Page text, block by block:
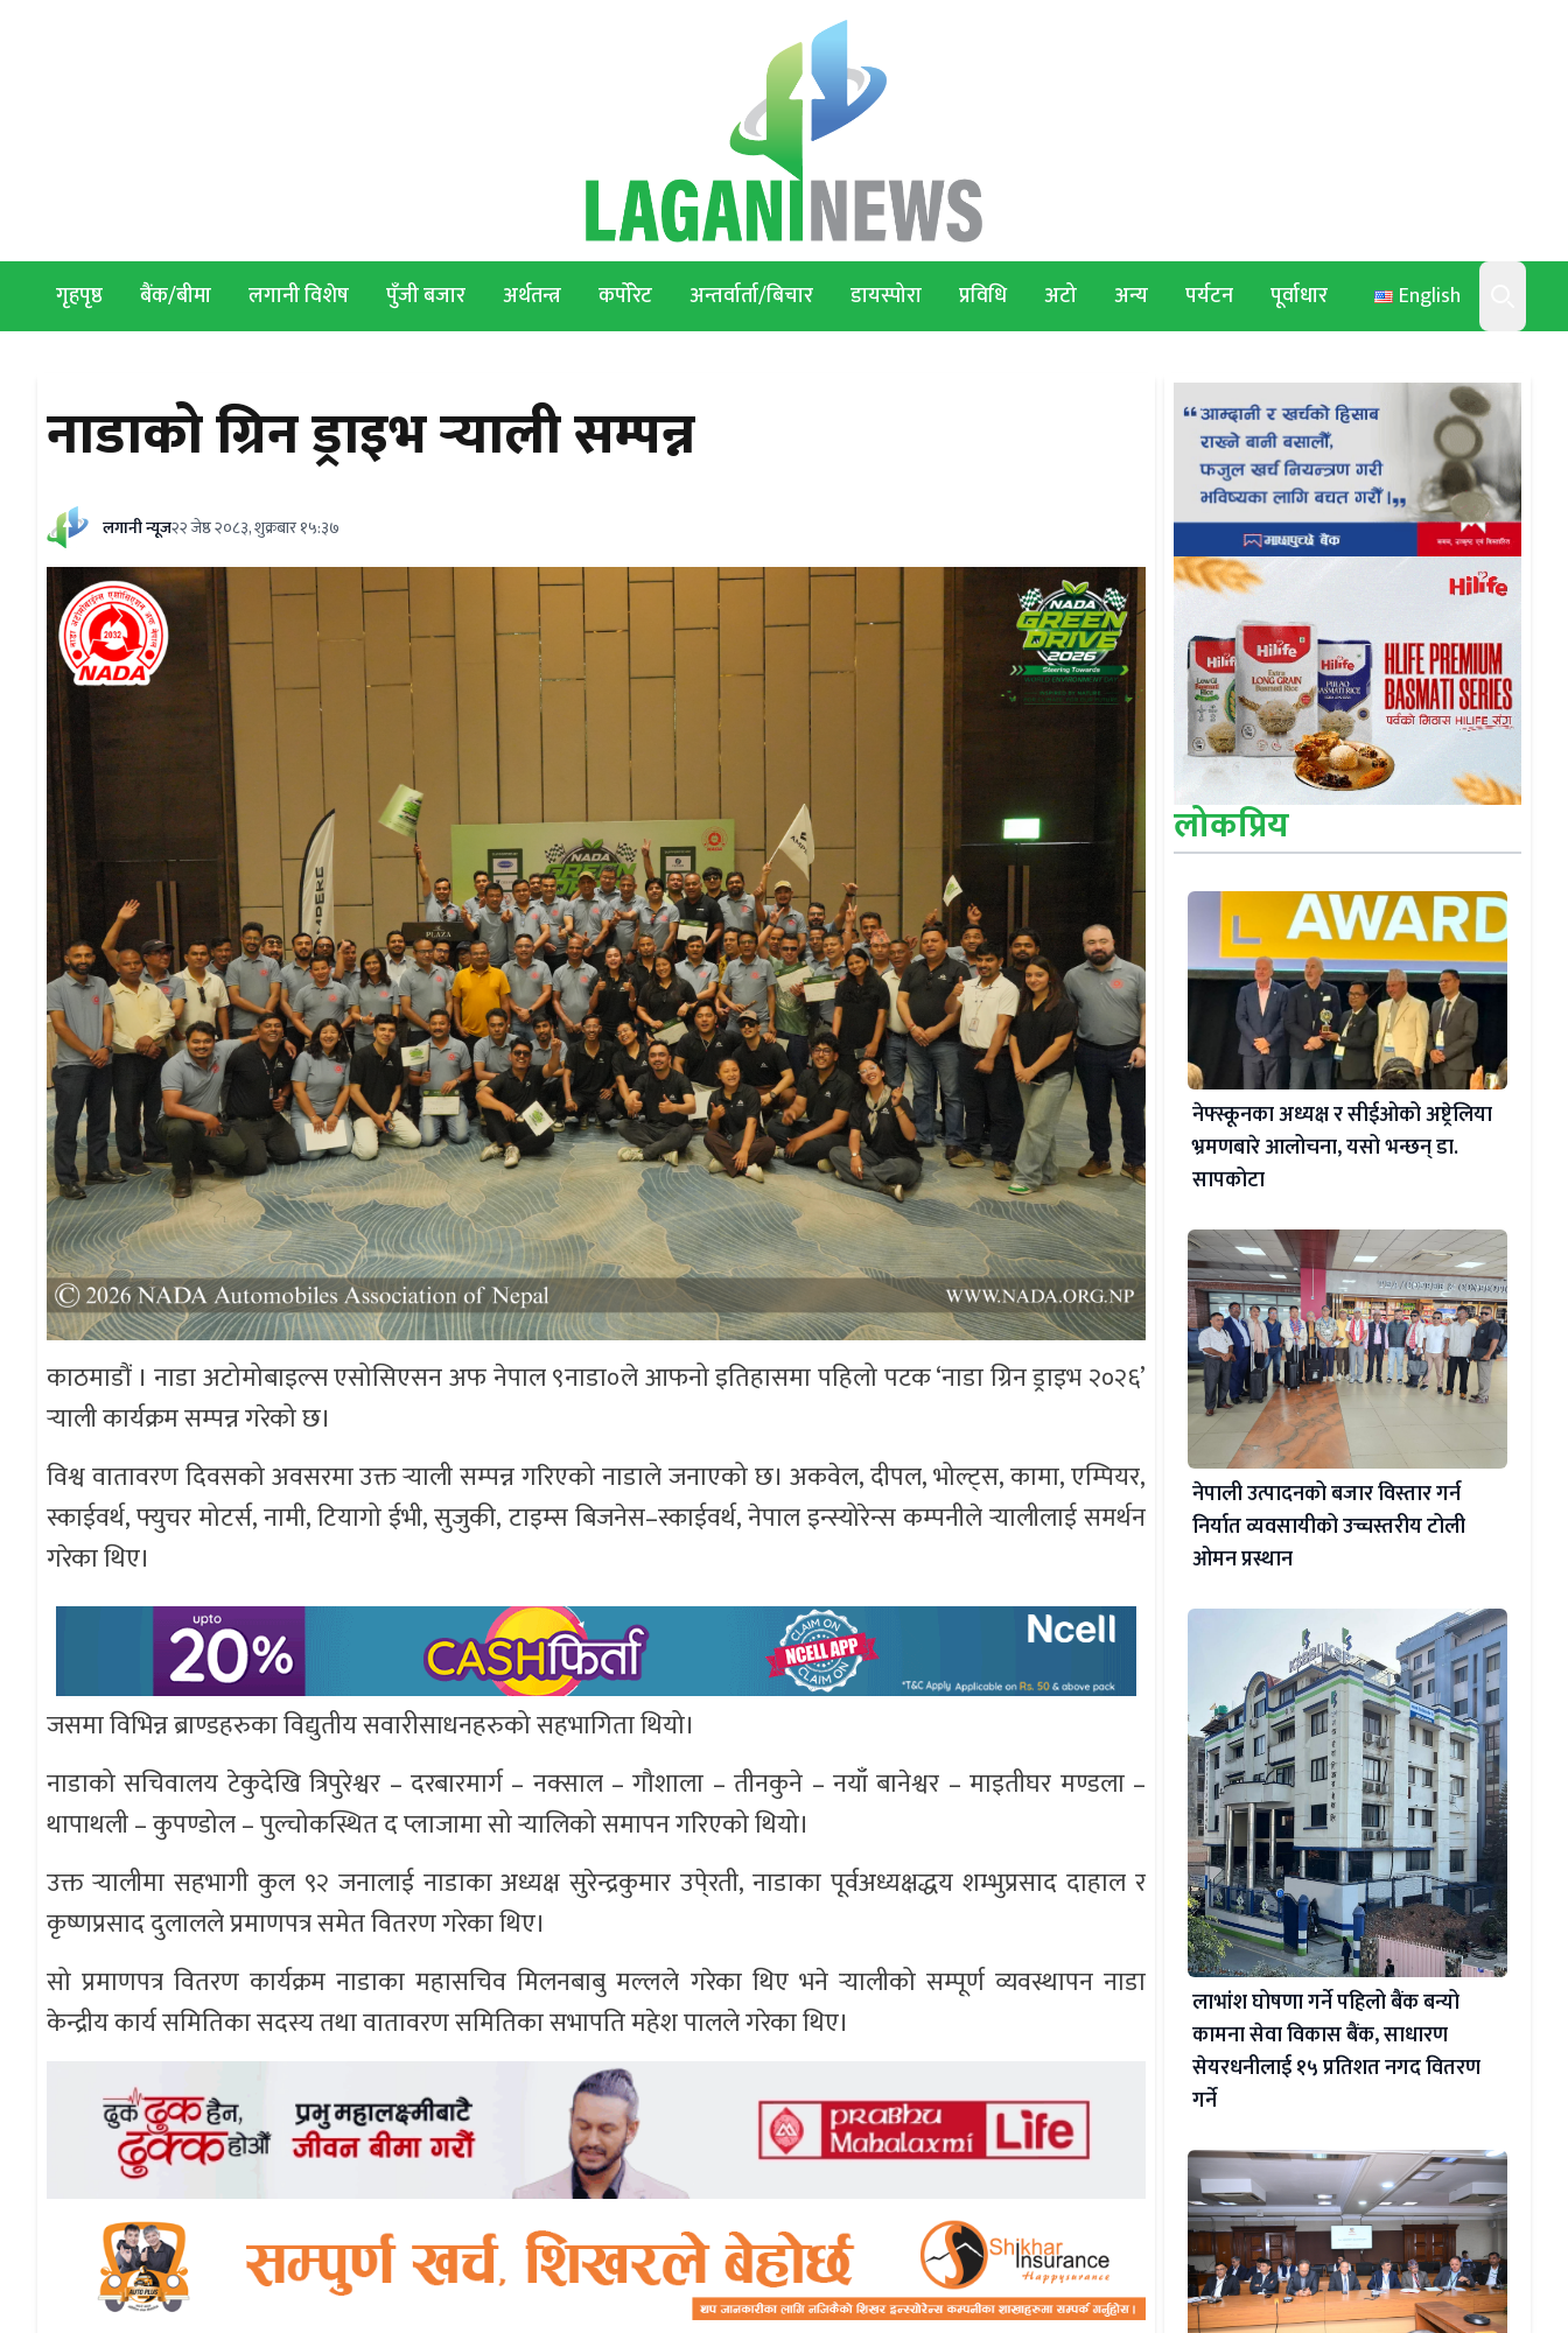
English
Search
गृहपृष्ठ बैंक/बीमा लगानी विशेष पुँजी बजार अर्थतन्त्र कर्पोरेट अन्तर्वार्ता/बिचार डायस्पोरा प्रविधि अटो अन्य पर्यटन पूर्वाधार
नाडाको ग्रिन ड्राइभ र्‍याली सम्पन्न
लगानी न्यूज२२ जेष्ठ २०८३, शुक्रबार १५:३७
काठमाडौं । नाडा अटोमोबाइल्स एसोसिएसन अफ नेपाल ९नाडा०ले आफनो इतिहासमा पहिलो पटक ‘नाडा ग्रिन ड्राइभ २०२६’
र्‍याली कार्यक्रम सम्पन्न गरेको छ।
विश्व वातावरण दिवसको अवसरमा उक्त र्‍याली सम्पन्न गरिएको नाडाले जनाएको छ। अकवेल, दीपल, भोल्ट्स, कामा, एम्पियर,
स्काईवर्थ, फ्युचर मोटर्स, नामी, टियागो ईभी, सुजुकी, टाइम्स बिजनेस–स्काईवर्थ, नेपाल इन्स्योरेन्स कम्पनीले र्‍यालीलाई समर्थन
गरेका थिए।
जसमा विभिन्न ब्राण्डहरुका विद्युतीय सवारीसाधनहरुको सहभागिता थियो।
नाडाको सचिवालय टेकुदेखि त्रिपुरेश्वर – दरबारमार्ग – नक्साल – गौशाला – तीनकुने – नयाँ बानेश्वर – माइतीघर मण्डला –
थापाथली – कुपण्डोल – पुल्चोकस्थित द प्लाजामा सो र्‍यालिको समापन गरिएको थियो।
उक्त र्‍यालीमा सहभागी कुल ९२ जनालाई नाडाका अध्यक्ष सुरेन्द्रकुमार उपे्रती, नाडाका पूर्वअध्यक्षद्धय शम्भुप्रसाद दाहाल र
कृष्णप्रसाद दुलालले प्रमाणपत्र समेत वितरण गरेका थिए।
सो प्रमाणपत्र वितरण कार्यक्रम नाडाका महासचिव मिलनबाबु मल्लले गरेका थिए भने र्‍यालीको सम्पूर्ण व्यवस्थापन नाडा
केन्द्रीय कार्य समितिका सदस्य तथा वातावरण समितिका सभापति महेश पालले गरेका थिए।
लोकप्रिय
नेफ्स्कूनका अध्यक्ष र सीईओको अष्ट्रेलिया
भ्रमणबारे आलोचना, यसो भन्छन् डा‍.
सापकोटा
नेपाली उत्पादनको बजार विस्तार गर्न
निर्यात व्यवसायीको उच्चस्तरीय टोली
ओमन प्रस्थान
लाभांश घोषणा गर्ने पहिलो बैंक बन्यो
कामना सेवा विकास बैंक, साधारण
सेयरधनीलाई १५ प्रतिशत नगद वितरण
गर्ने